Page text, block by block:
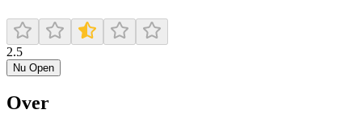
2.5
Nu Open
Over